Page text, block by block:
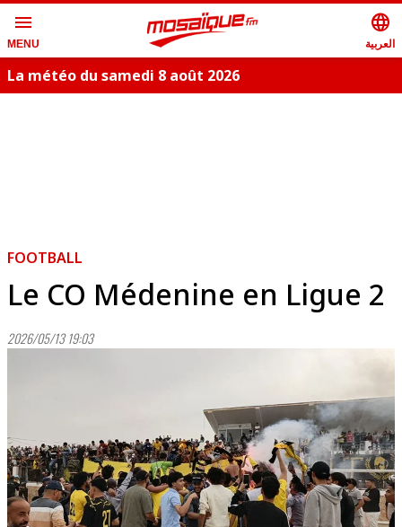
menu
MENU
language
العربية
La météo du samedi 8 août 2026
FOOTBALL
Le CO Médenine en Ligue 2
2026/05/13 19:03